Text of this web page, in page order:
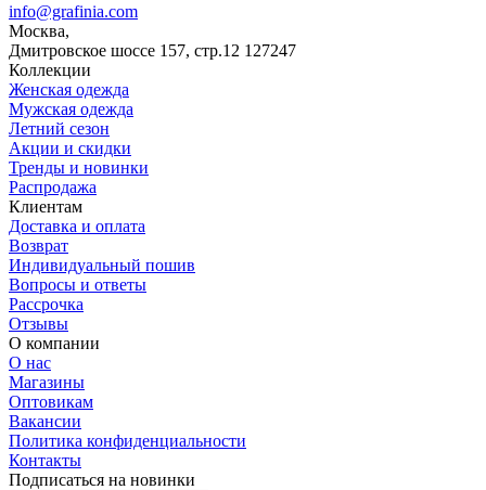
info@grafinia.com
Москва,
Дмитровское шоссе 157, стр.12 127247
Коллекции
Женская одежда
Мужская одежда
Летний сезон
Акции и скидки
Тренды и новинки
Распродажа
Клиентам
Доставка и оплата
Возврат
Индивидуальный пошив
Вопросы и ответы
Рассрочка
Отзывы
О компании
О нас
Магазины
Оптовикам
Вакансии
Политика конфиденциальности
Контакты
Подписаться на новинки